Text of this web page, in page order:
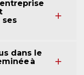
dans le
à